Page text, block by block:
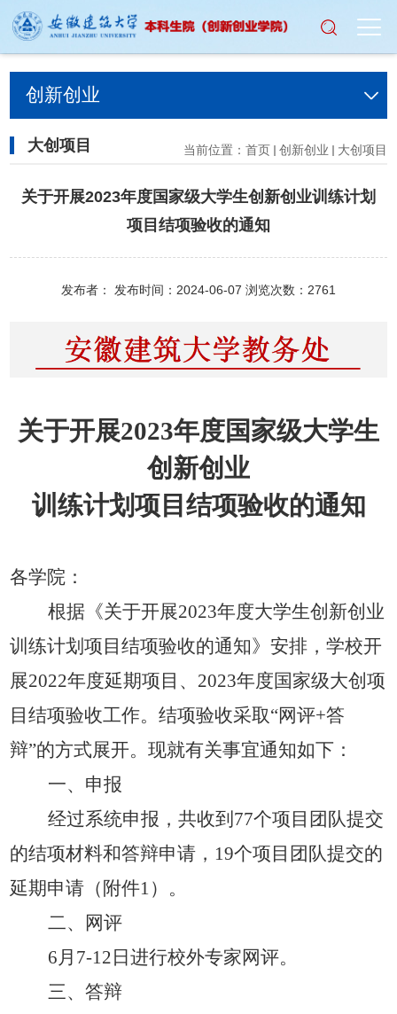
创新创业
大创项目 当前位置： 首页 创新创业 大创项目
关于开展2023年度国家级大学生创新创业训练计划
项目结项验收的通知
发布者： 发布时间：2024-06-07 浏览次数： 2761
关于开展2023年度国家级大学生
创新创业
训练计划项目 结项验收的通知
各学院：
根据《关于开展2023年度大学生创新创业
训练计划项目结项验收的通知》安排 ，学校开
展2022年度延期项目、 2023年度国家级大创项
目结项验收工作。结项验收采取“网评+答
辩”的方式展开。现就有关事宜通知如下：
一、 申报
经过系统申报，共收到 77个项目团队提交
的结项材料和答辩申请，19个项目团队提交的
延期申请（附件1）。
二、
网评
6月7-12日进行校外专家网评。
三、答辩